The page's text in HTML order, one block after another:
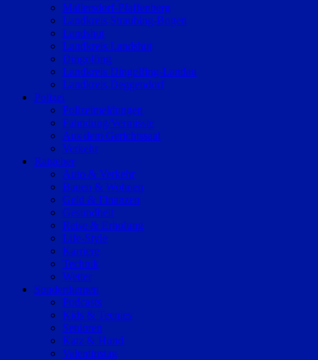
Mallersdorf-Pfaffenberg
Landkreis Straubing-Bogen
Landshut
Landkreis Landshut
Dingolfing
Landkreis Dingolfing-Landau
Landkreis Deggendorf
Polizei
Polizeimeldungen
Fahndung/Vermisste
Aus dem Gerichtssaal
Verkehr
Ratgeber
Auto & Verkehr
Bauen & Wohnen
Geld & Finanzen
Gesundheit
Reise & Erholung
Life-Style
Karriere
Technik
Wetter
Sonderthemen
Podcasts
Kids & Teenies
Senioren
Katz & Hund
Valentinstag